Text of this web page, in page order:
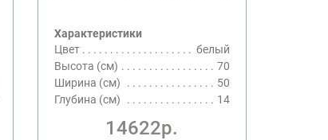
Характеристики
Цвет
белый
Высота (см)
70
Ширина (см)
50
Глубина (см)
14
14622р.